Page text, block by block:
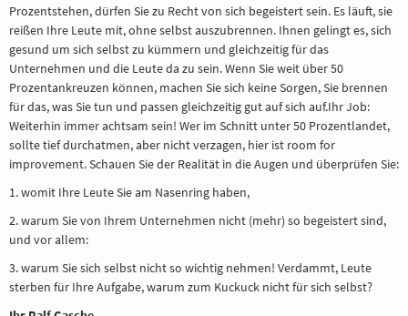
Prozentstehen, dürfen Sie zu Recht von sich begeistert sein. Es läuft, sie
reißen Ihre Leute mit, ohne selbst auszubrennen. Ihnen gelingt es, sich
gesund um sich selbst zu kümmern und gleichzeitig für das
Unternehmen und die Leute da zu sein. Wenn Sie weit über 50
Prozentankreuzen können, machen Sie sich keine Sorgen, Sie brennen
für das, was Sie tun und passen gleichzeitig gut auf sich auf.Ihr Job:
Weiterhin immer achtsam sein! Wer im Schnitt unter 50 Prozentlandet,
sollte tief durchatmen, aber nicht verzagen, hier ist room for
improvement. Schauen Sie der Realität in die Augen und überprüfen Sie:
1. womit Ihre Leute Sie am Nasenring haben,
2. warum Sie von Ihrem Unternehmen nicht (mehr) so begeistert sind,
und vor allem:
3. warum Sie sich selbst nicht so wichtig nehmen! Verdammt, Leute
sterben für Ihre Aufgabe, warum zum Kuckuck nicht für sich selbst?